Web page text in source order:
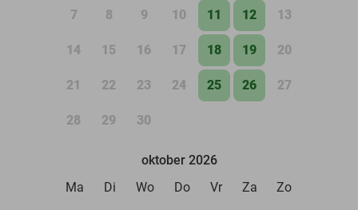
7 8 9 10 11 12 13
14 15 16 17 18 19 20
21 22 23 24 25 26 27
28 29 30
oktober 2026
Ma
Di Wo Do Vr Za Zo